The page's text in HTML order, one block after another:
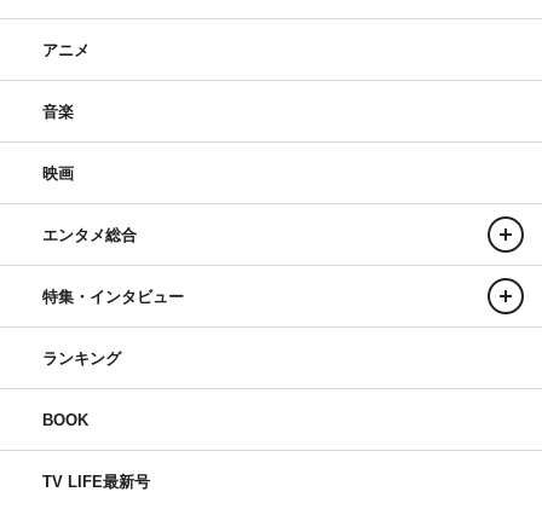
アニメ
音楽
映画
エンタメ総合
特集・インタビュー
ランキング
BOOK
TV LIFE最新号